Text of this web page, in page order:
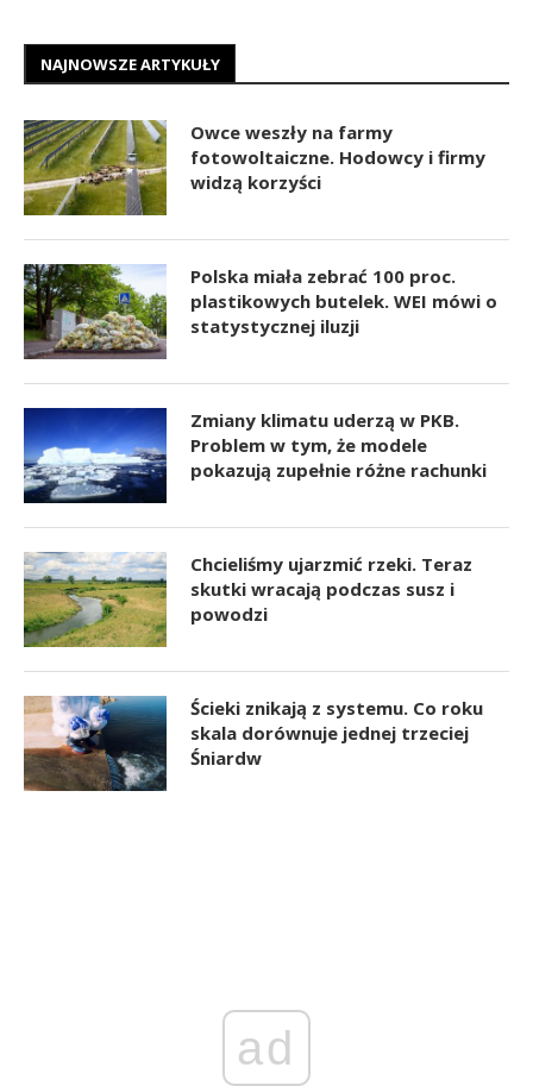
NAJNOWSZE ARTYKUŁY
Owce weszły na farmy
fotowoltaiczne. Hodowcy i firmy
widzą korzyści
Polska miała zebrać 100 proc.
plastikowych butelek. WEI mówi o
statystycznej iluzji
Zmiany klimatu uderzą w PKB.
Problem w tym, że modele
pokazują zupełnie różne rachunki
Chcieliśmy ujarzmić rzeki. Teraz
skutki wracają podczas susz i
powodzi
Ścieki znikają z systemu. Co roku
skala dorównuje jednej trzeciej
Śniardw
ad